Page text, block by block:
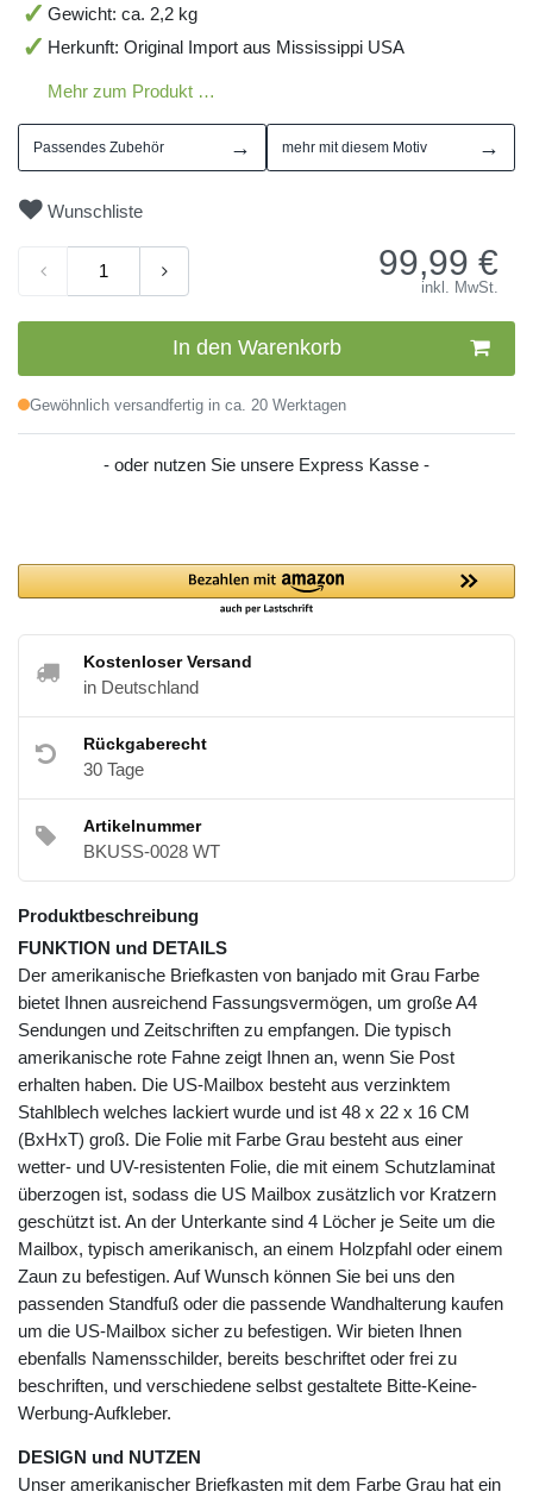
Gewicht: ca. 2,2 kg
Herkunft: Original Import aus Mississippi USA
Mehr zum Produkt …
Passendes Zubehör → mehr mit diesem Motiv →
Wunschliste
99,99 €
inkl. MwSt.
In den Warenkorb
Gewöhnlich versandfertig in ca. 20 Werktagen
- oder nutzen Sie unsere Express Kasse -
Kostenloser Versand
in Deutschland
Rückgaberecht
30 Tage
Artikelnummer
BKUSS-0028 WT
Produktbeschreibung
FUNKTION und DETAILS
Der amerikanische Briefkasten von banjado mit Grau Farbe
bietet Ihnen ausreichend Fassungsvermögen, um große A4
Sendungen und Zeitschriften zu empfangen. Die typisch
amerikanische rote Fahne zeigt Ihnen an, wenn Sie Post
erhalten haben. Die US-Mailbox besteht aus verzinktem
Stahlblech welches lackiert wurde und ist 48 x 22 x 16 CM
(BxHxT) groß. Die Folie mit Farbe Grau besteht aus einer
wetter- und UV-resistenten Folie, die mit einem Schutzlaminat
überzogen ist, sodass die US Mailbox zusätzlich vor Kratzern
geschützt ist. An der Unterkante sind 4 Löcher je Seite um die
Mailbox, typisch amerikanisch, an einem Holzpfahl oder einem
Zaun zu befestigen. Auf Wunsch können Sie bei uns den
passenden Standfuß oder die passende Wandhalterung kaufen
um die US-Mailbox sicher zu befestigen. Wir bieten Ihnen
ebenfalls Namensschilder, bereits beschriftet oder frei zu
beschriften, und verschiedene selbst gestaltete Bitte-Keine-
Werbung-Aufkleber.
DESIGN und NUTZEN
Unser amerikanischer Briefkasten mit dem Farbe Grau hat ein